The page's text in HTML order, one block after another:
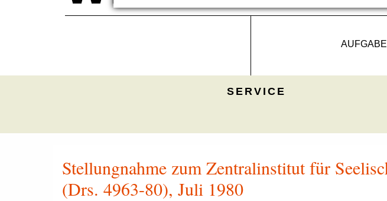
SERVICE
Stellungnahme zum Zentralinstitut für
(Drs. 4963-80), Juli 1980